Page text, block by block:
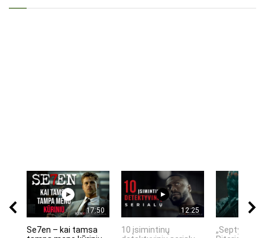
17:50
Se7en – kai tamsa
12:25
10 įsimintinų
„Septynių